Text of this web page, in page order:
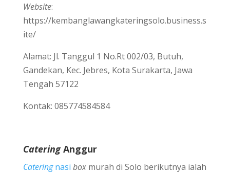
Website:
https://kembanglawangkateringsolo.business.s
ite/
Alamat: Jl. Tanggul 1 No.Rt 002/03, Butuh,
Gandekan, Kec. Jebres, Kota Surakarta, Jawa
Tengah 57122
Kontak: 085774584584
CateringAnggur
Cateringnasi boxmurah di Solo berikutnya ialah